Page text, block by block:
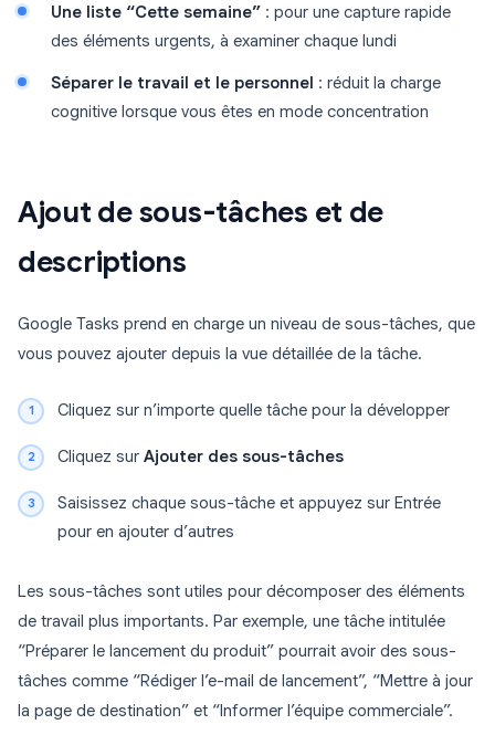
Une liste “Cette semaine” : pour une capture rapide
des éléments urgents, à examiner chaque lundi
Séparer le travail et le personnel : réduit la charge
cognitive lorsque vous êtes en mode concentration
Ajout de sous-tâches et de
descriptions
Google Tasks prend en charge un niveau de sous-tâches, que
vous pouvez ajouter depuis la vue détaillée de la tâche.
Cliquez sur n’importe quelle tâche pour la développer
Cliquez sur Ajouter des sous-tâches
Saisissez chaque sous-tâche et appuyez sur Entrée
pour en ajouter d’autres
Les sous-tâches sont utiles pour décomposer des éléments
de travail plus importants. Par exemple, une tâche intitulée
“Préparer le lancement du produit” pourrait avoir des sous-
tâches comme “Rédiger l’e-mail de lancement”, “Mettre à jour
la page de destination” et “Informer l’équipe commerciale”.